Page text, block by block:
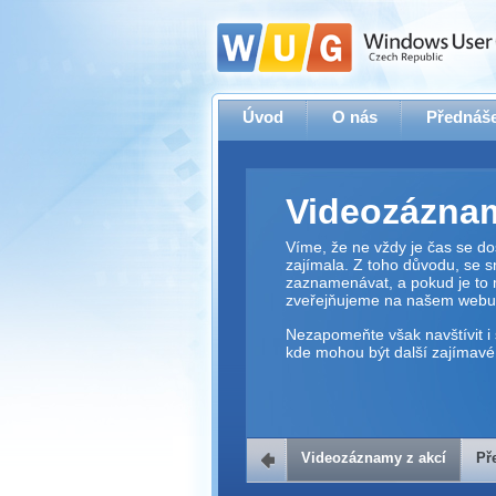
Úvod O nás
Víme, že ne vždy je čas se
zajímala. Z toho důvodu, se
zaznamenávat, a pokud je to
zveřejňujeme na našem webu.
Nezapomeňte však navštívit i
kde mohou být další zajímavé
Přehrávač
Videozáznamy z akcí